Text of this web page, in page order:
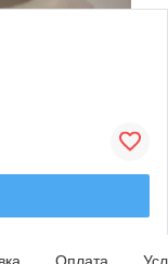
Оплата